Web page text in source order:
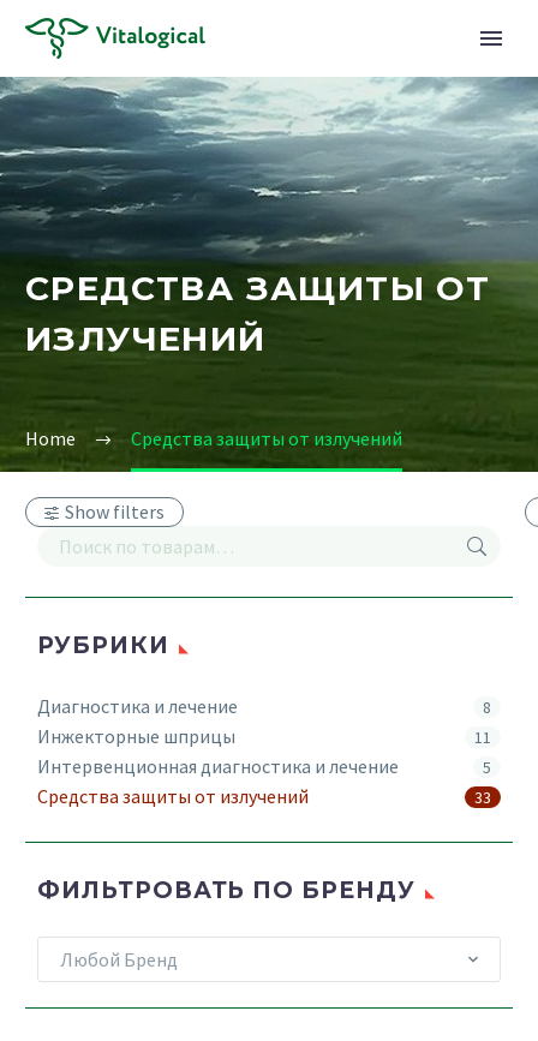
СРЕДСТВА ЗАЩИТЫ ОТ
ИЗЛУЧЕНИЙ
Home Средства защиты от излучений
Show filters
РУБРИКИ
Диагностика и лечение 8
Инжекторные шприцы 11
Интервенционная диагностика и лечение 5
Средства защиты от излучений 33
ФИЛЬТРОВАТЬ ПО БРЕНДУ
Любой Бренд